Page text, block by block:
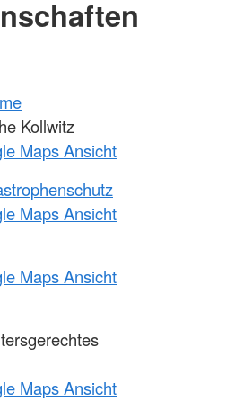
Kollwitz
Maps Ansicht
Maps Ansicht
Maps Ansicht
Maps Ansicht